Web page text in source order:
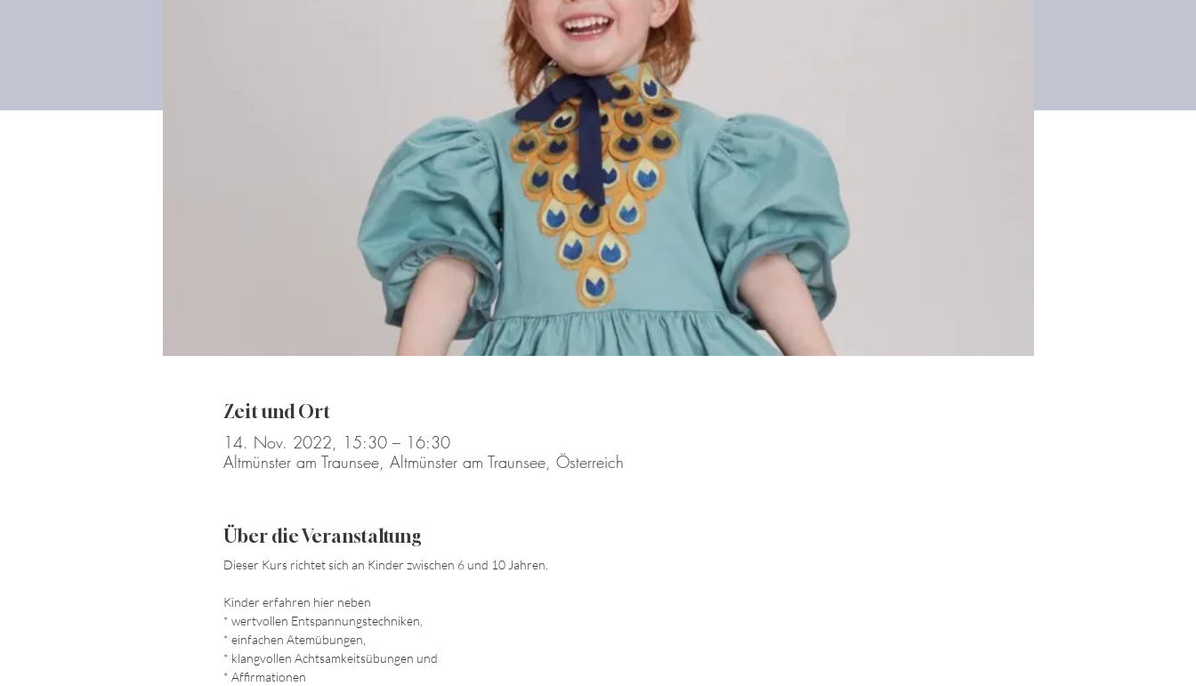
Zeit und Ort
14. Nov. 2022, 15:30 – 16:30
Altmünster am Traunsee, Altmünster am Traunsee, Österreich
Über die Veranstaltung
Dieser Kurs richtet sich an Kinder zwischen 6 und 10 Jahren.
Kinder erfahren hier neben
* wertvollen Entspannungstechniken,
* einfachen Atemübungen,
* klangvollen Achtsamkeitsübungen und
* Affirmationen